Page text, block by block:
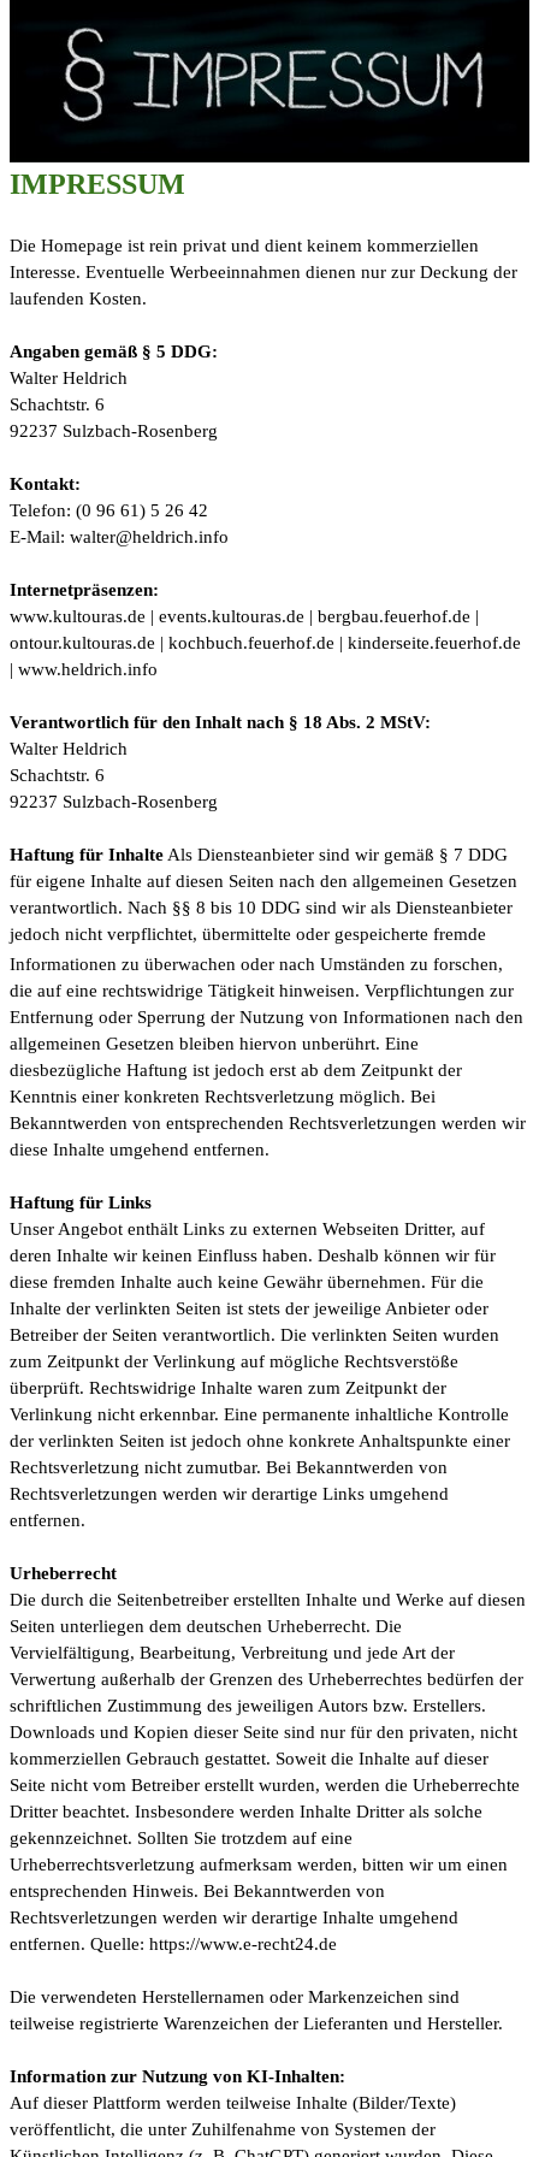
IMPRESSUM
Die Homepage ist rein privat und dient keinem kommerziellen
Interesse. Eventuelle Werbeeinnahmen dienen nur zur Deckung der
laufenden Kosten.
Angaben gemäß § 5 DDG:
Walter Heldrich
Schachtstr. 6
92237 Sulzbach-Rosenberg
Kontakt:
Telefon: (0 96 61) 5 26 42
E-Mail: walter@heldrich.info
Internetpräsenzen:
www.kultouras.de | events.kultouras.de | bergbau.feuerhof.de |
ontour.kultouras.de | kochbuch.feuerhof.de | kinderseite.feuerhof.de
| www.heldrich.info
Verantwortlich für den Inhalt nach § 18 Abs. 2 MStV:
Walter Heldrich
Schachtstr. 6
92237 Sulzbach-Rosenberg
Haftung für Inhalte Als Diensteanbieter sind wir gemäß § 7 DDG
für eigene Inhalte auf diesen Seiten nach den allgemeinen Gesetzen
verantwortlich. Nach §§ 8 bis 10 DDG sind wir als Diensteanbieter
jedoch nicht verpflichtet, übermittelte oder gespeicherte fremde
Informationen zu überwachen oder nach Umständen zu forschen,
die auf eine rechtswidrige Tätigkeit hinweisen. Verpflichtungen zur
Entfernung oder Sperrung der Nutzung von Informationen nach den
allgemeinen Gesetzen bleiben hiervon unberührt. Eine
diesbezügliche Haftung ist jedoch erst ab dem Zeitpunkt der
Kenntnis einer konkreten Rechtsverletzung möglich. Bei
Bekanntwerden von entsprechenden Rechtsverletzungen werden wir
diese Inhalte umgehend entfernen.
Haftung für Links
Unser Angebot enthält Links zu externen Webseiten Dritter, auf
deren Inhalte wir keinen Einfluss haben. Deshalb können wir für
diese fremden Inhalte auch keine Gewähr übernehmen. Für die
Inhalte der verlinkten Seiten ist stets der jeweilige Anbieter oder
Betreiber der Seiten verantwortlich. Die verlinkten Seiten wurden
zum Zeitpunkt der Verlinkung auf mögliche Rechtsverstöße
überprüft. Rechtswidrige Inhalte waren zum Zeitpunkt der
Verlinkung nicht erkennbar. Eine permanente inhaltliche Kontrolle
der verlinkten Seiten ist jedoch ohne konkrete Anhaltspunkte einer
Rechtsverletzung nicht zumutbar. Bei Bekanntwerden von
Rechtsverletzungen werden wir derartige Links umgehend
entfernen.
Urheberrecht
Die durch die Seitenbetreiber erstellten Inhalte und Werke auf diesen
Seiten unterliegen dem deutschen Urheberrecht. Die
Vervielfältigung, Bearbeitung, Verbreitung und jede Art der
Verwertung außerhalb der Grenzen des Urheberrechtes bedürfen der
schriftlichen Zustimmung des jeweiligen Autors bzw. Erstellers.
Downloads und Kopien dieser Seite sind nur für den privaten, nicht
kommerziellen Gebrauch gestattet. Soweit die Inhalte auf dieser
Seite nicht vom Betreiber erstellt wurden, werden die Urheberrechte
Dritter beachtet. Insbesondere werden Inhalte Dritter als solche
gekennzeichnet. Sollten Sie trotzdem auf eine
Urheberrechtsverletzung aufmerksam werden, bitten wir um einen
entsprechenden Hinweis. Bei Bekanntwerden von
Rechtsverletzungen werden wir derartige Inhalte umgehend
entfernen. Quelle: https://www.e-recht24.de
Die verwendeten Herstellernamen oder Markenzeichen sind
teilweise registrierte Warenzeichen der Lieferanten und Hersteller.
Information zur Nutzung von KI-Inhalten:
Auf dieser Plattform werden teilweise Inhalte (Bilder/Texte)
veröffentlicht, die unter Zuhilfenahme von Systemen der